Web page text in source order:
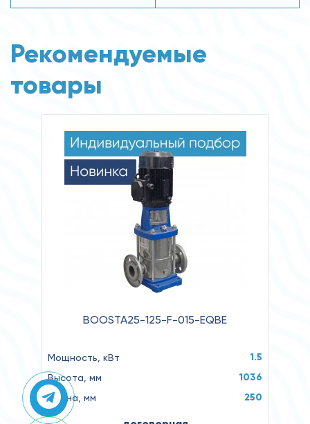
Рекомендуемые
товары
BOOSTA25-125-F-015-EQBE
Мощность, кВт 1.5
Высота, мм 1036
Длина, мм 250